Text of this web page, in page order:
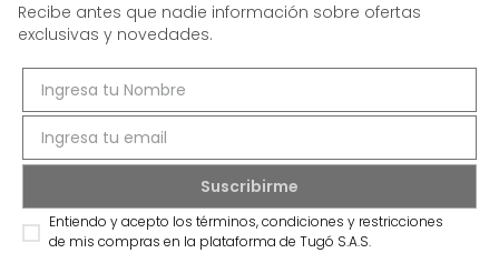
Recibe antes que nadie información sobre ofertas
exclusivas y novedades.
Entiendo y acepto los términos, condiciones y restricciones
de mis compras en la plataforma de Tugó S.A.S.